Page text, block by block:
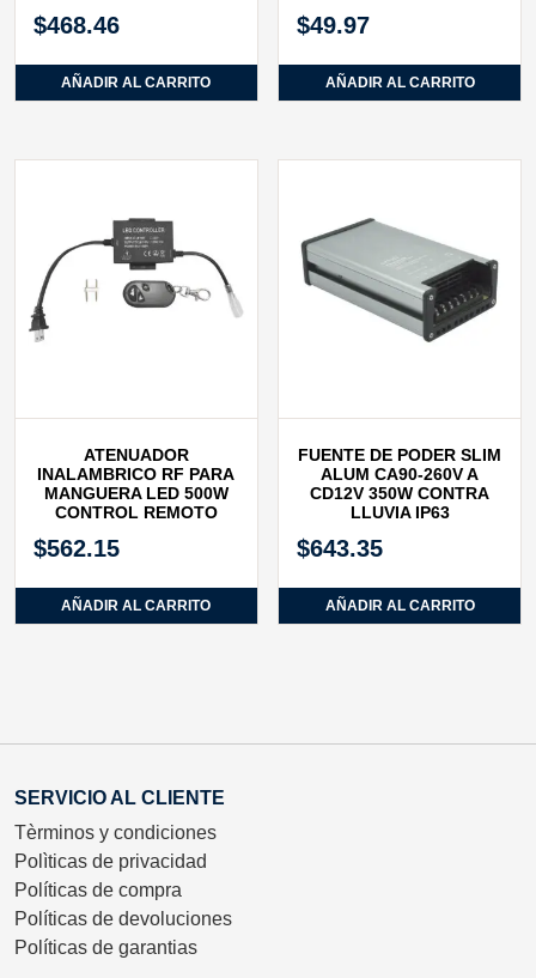
$468.46
AÑADIR AL CARRITO
$49.97
AÑADIR AL CARRITO
ATENUADOR
INALAMBRICO RF PARA
MANGUERA LED 500W
CONTROL REMOTO
$562.15
AÑADIR AL CARRITO
FUENTE DE PODER SLIM
ALUM CA90‐260V A
CD12V 350W CONTRA
LLUVIA IP63
$643.35
AÑADIR AL CARRITO
SERVICIO AL CLIENTE
Tèrminos y condiciones
Polìticas de privacidad
Políticas de compra
Políticas de devoluciones
Políticas de garantias